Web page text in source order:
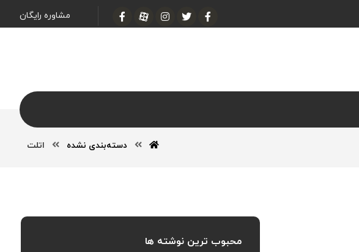
مشاوره رایگان
دسته‌بندی نشده اتلت
محبوب ترین نوشته ها